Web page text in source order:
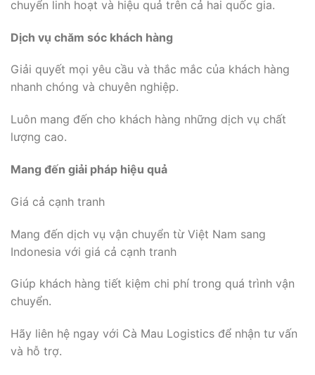
chuyển linh hoạt và hiệu quả trên cả hai quốc gia.
Dịch vụ chăm sóc khách hàng
Giải quyết mọi yêu cầu và thắc mắc của khách hàng
nhanh chóng và chuyên nghiệp.
Luôn mang đến cho khách hàng những dịch vụ chất
lượng cao.
Mang đến giải pháp hiệu quả
Giá cả cạnh tranh
Mang đến dịch vụ vận chuyển từ Việt Nam sang
Indonesia với giá cả cạnh tranh
Giúp khách hàng tiết kiệm chi phí trong quá trình vận
chuyển.
Hãy liên hệ ngay với Cà Mau Logistics để nhận tư vấn
và hỗ trợ.